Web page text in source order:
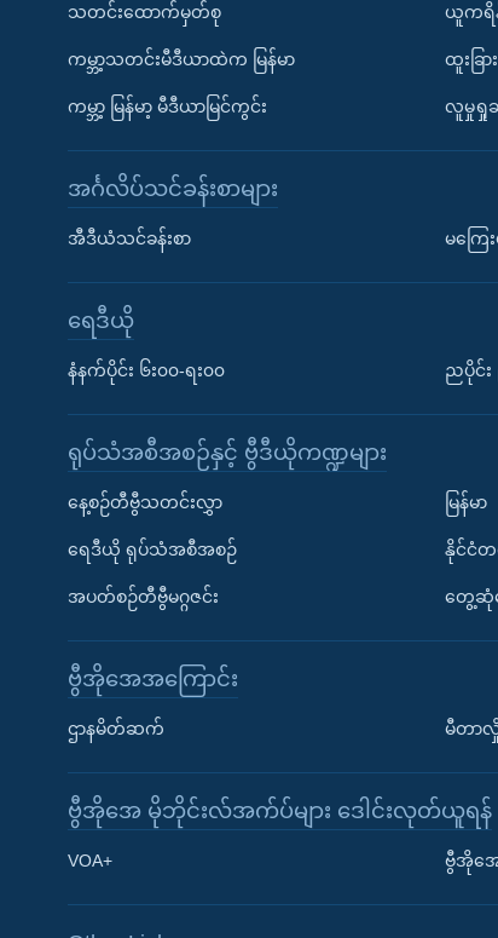
Learning English
သတင်းထောက်မှတ်စု
ကမ္ဘာ့သတင်းမီဒီယာထဲက မြန်မာ
ကမ္ဘာ့ မြန်မာ့ မီဒီယာမြင်ကွင်း
ယူကရိန်
ထူးခြာ
လူမှုရှုခ
အင်္ဂလိပ်သင်ခန်းစာများ
အီဒီယံသင်ခန်းစာ မကြေ
ရေဒီယို
နံနက်ပိုင်း ၆း၀၀-ရး၀၀ ညပိုင်း
ရုပ်သံအစီအစဉ်နှင့် ဗွီဒီယိုကဏ္ဍများ
နေ့စဉ်တီဗွီသတင်းလွှာ
ရေဒီယို ရုပ်သံအစီအစဉ်
အပတ်စဉ်တီဗွီမဂ္ဂဇင်း
မြန်မာ
နိုင်ငံ
တွေ့ဆုံမ
ဗွီအိုအေအကြောင်း
ဌာနမိတ်ဆက် မီတာလှို
ဗွီအိုအေ မိုဘိုင်းလ်အက်ပ်များ ဒေါင်းလုတ်ယူရန်
VOA+ ဗွီအိုအ